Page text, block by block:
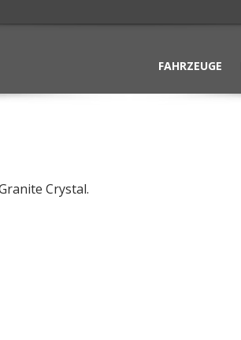
FAHRZEUGE
Crystal.